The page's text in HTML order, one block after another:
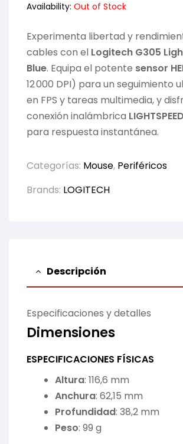
Availability: Out of Stock
Experimenta libertad y
cables con el Logitech G305
Blue. Equipa el potente sensor
12 000 DPI) para un seguimiento
en FPS y tareas multimedia, y
conexión inalámbrica
para respuesta instantánea.
Categorías: Mouse, Periféricos
Brands: LOGITECH
Descripción
Especificaciones y detalles
Dimensiones
ESPECIFICACIONES FÍSICAS
Altura: 116,6 mm
Anchura: 62,15 mm
Profundidad: 38,2 mm
Peso: 99 g